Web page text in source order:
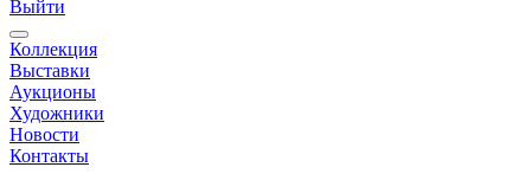
Выйти
Коллекция
Выставки
Аукционы
Художники
Новости
Контакты